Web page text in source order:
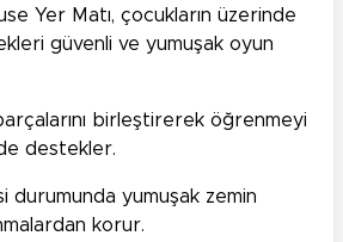
Yer Matı, çocukların üzerinde
güvenli ve yumuşak oyun
birleştirerek öğrenmeyi
destekler.
durumunda yumuşak zemin
korur.